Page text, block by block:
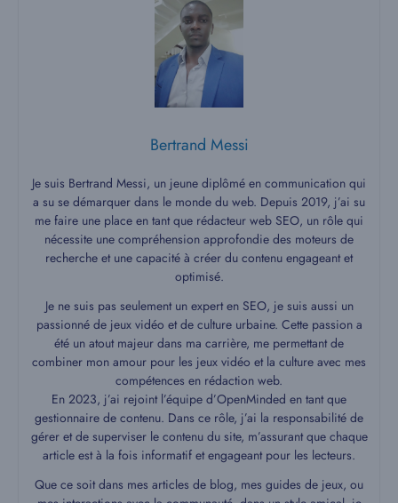
Bertrand Messi
Je suis Bertrand Messi, un jeune diplômé en communication qui
a su se démarquer dans le monde du web. Depuis 2019, j’ai su
me faire une place en tant que rédacteur web SEO, un rôle qui
nécessite une compréhension approfondie des moteurs de
recherche et une capacité à créer du contenu engageant et
optimisé.
Je ne suis pas seulement un expert en SEO, je suis aussi un
passionné de jeux vidéo et de culture urbaine. Cette passion a
été un atout majeur dans ma carrière, me permettant de
combiner mon amour pour les jeux vidéo et la culture avec mes
compétences en rédaction web.
En 2023, j’ai rejoint l’équipe d’OpenMinded en tant que
gestionnaire de contenu. Dans ce rôle, j’ai la responsabilité de
gérer et de superviser le contenu du site, m’assurant que chaque
article est à la fois informatif et engageant pour les lecteurs.
Que ce soit dans mes articles de blog, mes guides de jeux, ou